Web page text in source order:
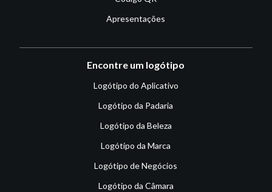
Apresentações
Encontre um logótipo
Logótipo do Aplicativo
Logótipo da Padaria
Logótipo da Beleza
Logótipo da Marca
Logótipo de Negócios
Logótipo da Câmara